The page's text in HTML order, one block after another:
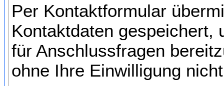
Per Kontaktformular
Kontaktdaten gespeichert,
für Anschlussfragen
ohne Ihre Einwilligung